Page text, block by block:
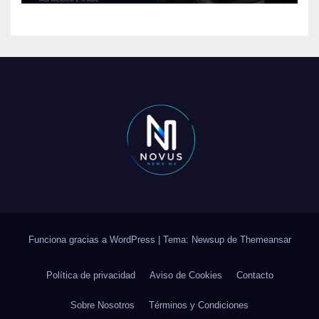
Funciona gracias a WordPress Tema: Newsup de Themeansar
Política de privacidad Aviso de Cookies Contacto
Sobre Nosotros Términos y Condiciones